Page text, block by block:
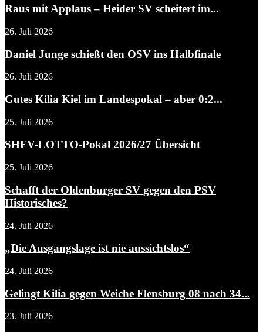
Raus mit Applaus – Heider SV scheitert im...
26. Juli 2026
Daniel Junge schießt den OSV ins Halbfinale
26. Juli 2026
Gutes Kilia Kiel im Landespokal – aber 0:2...
25. Juli 2026
SHFV-LOTTO-Pokal 2026/27 Übersicht
25. Juli 2026
Schafft der Oldenburger SV gegen den PSV
Historisches?
24. Juli 2026
„Die Ausgangslage ist nie aussichtslos“
24. Juli 2026
Gelingt Kilia gegen Weiche Flensburg 08 nach 34...
23. Juli 2026